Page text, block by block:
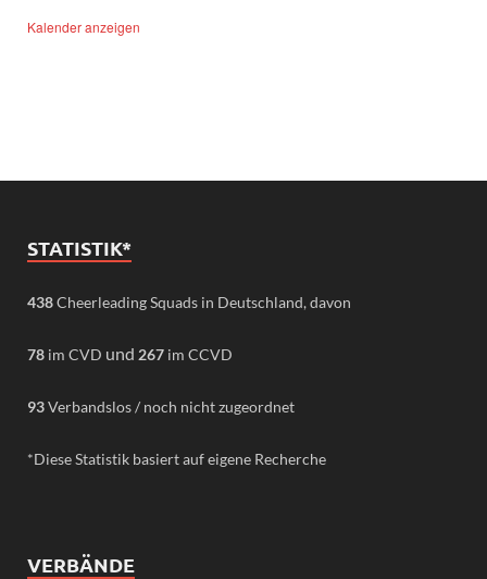
Kalender anzeigen
STATISTIK*
438Cheerleading Squads in Deutschland, davon
78 im CVD und 267 im CCVD
93Verbandslos / noch nicht zugeordnet
*Diese Statistik basiert auf eigene Recherche
VERBÄNDE